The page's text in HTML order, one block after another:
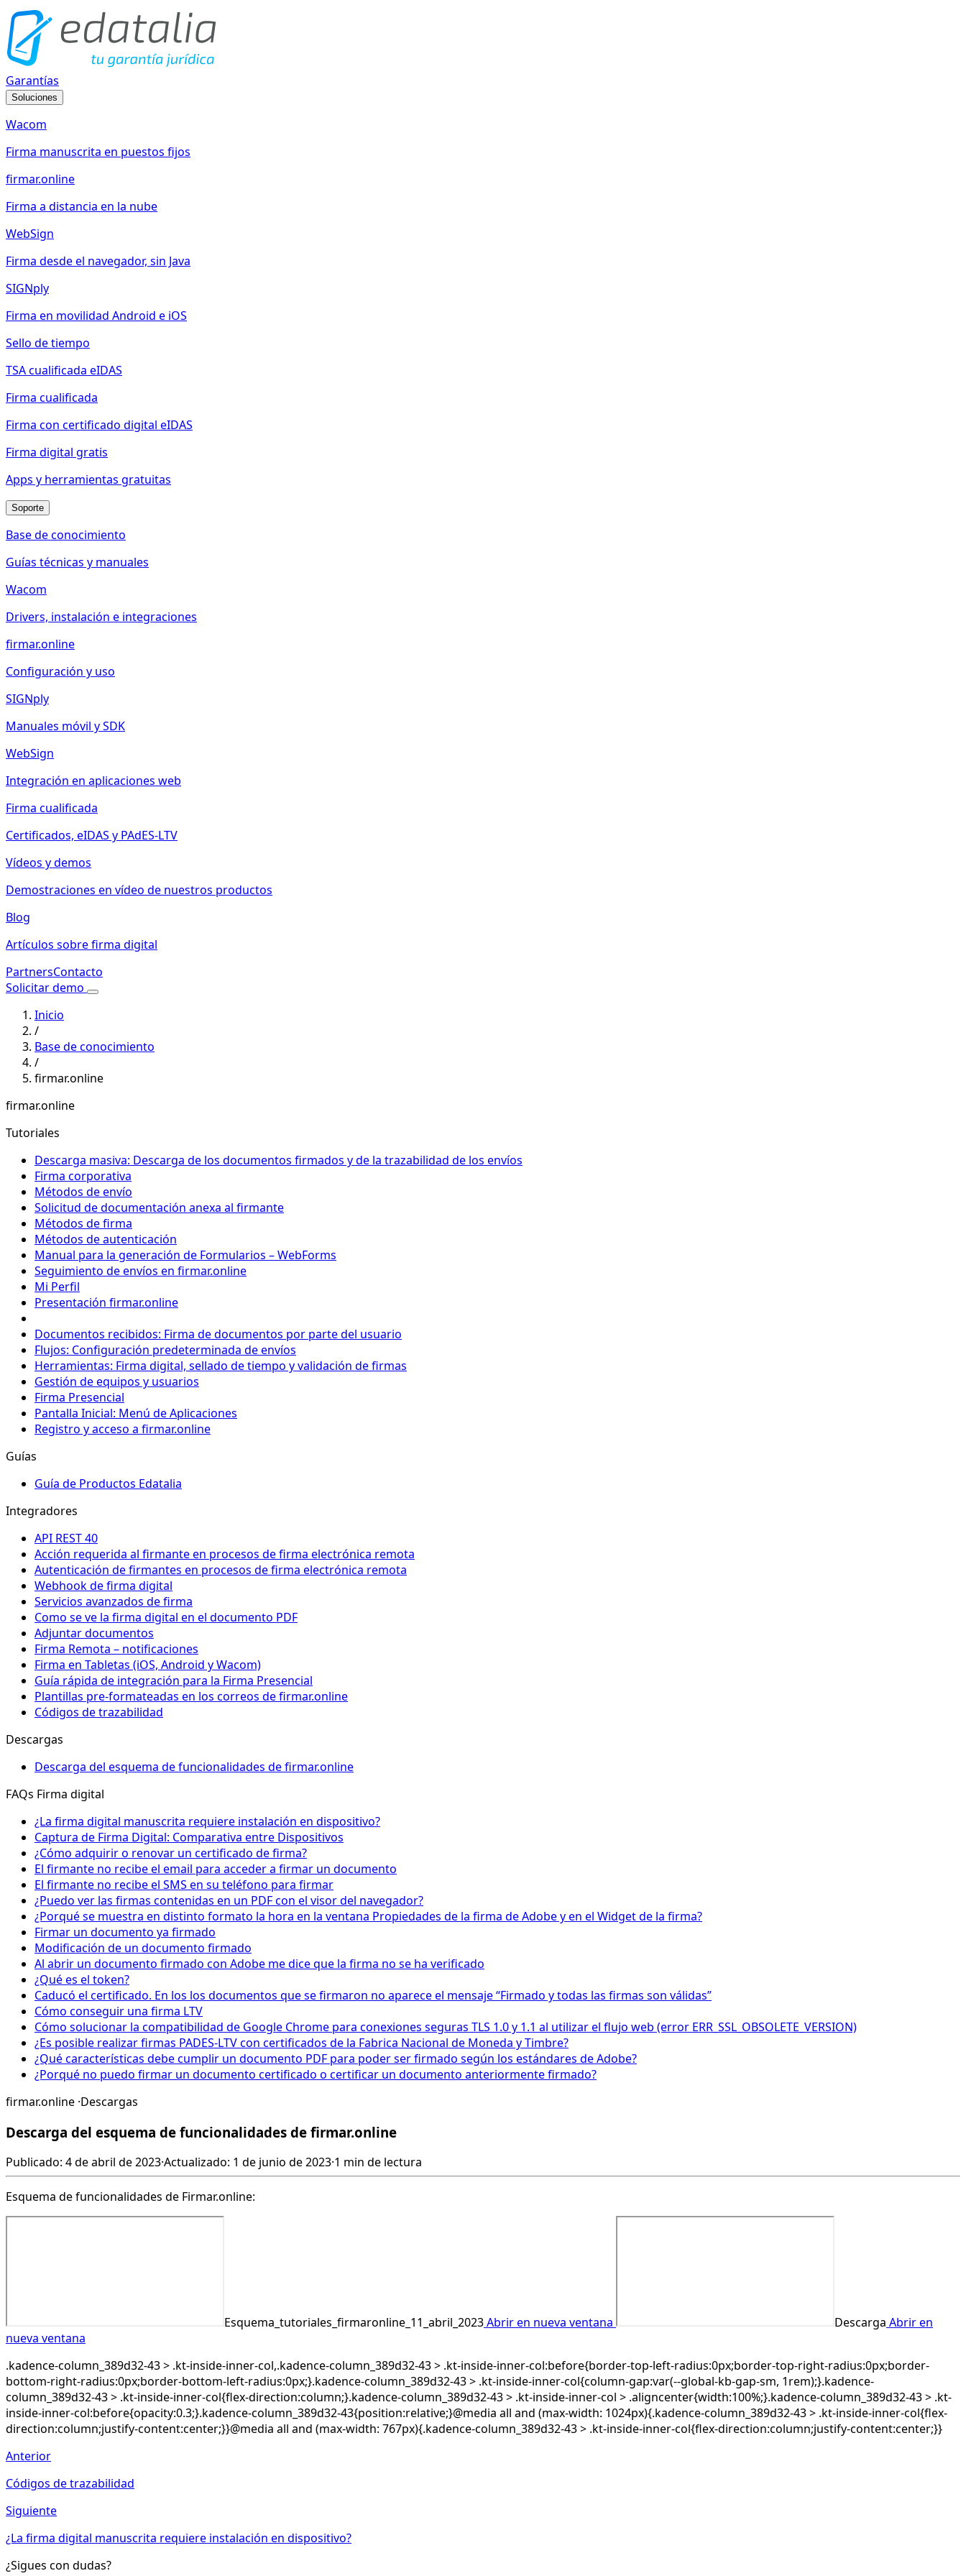
Garantías
Soluciones
Wacom
Firma manuscrita en puestos fijos
firmar.online
Firma a distancia en la nube
WebSign
Firma desde el navegador, sin Java
SIGNply
Firma en movilidad Android e iOS
Sello de tiempo
TSA cualificada eIDAS
Firma cualificada
Firma con certificado digital eIDAS
Firma digital gratis
Apps y herramientas gratuitas
Soporte
Base de conocimiento
Guías técnicas y manuales
Wacom
Drivers, instalación e integraciones
firmar.online
Configuración y uso
SIGNply
Manuales móvil y SDK
WebSign
Integración en aplicaciones web
Firma cualificada
Certificados, eIDAS y PAdES-LTV
Vídeos y demos
Demostraciones en vídeo de nuestros productos
Blog
Artículos sobre firma digital
PartnersContacto
Solicitar demo
Inicio
/
Base de conocimiento
/
firmar.online
firmar.online
Tutoriales
Descarga masiva: Descarga de los documentos firmados y de la trazabilidad de los envíos
Firma corporativa
Métodos de envío
Solicitud de documentación anexa al firmante
Métodos de firma
Métodos de autenticación
Manual para la generación de Formularios – WebForms
Seguimiento de envíos en firmar.online
Mi Perfil
Presentación firmar.online
Documentos recibidos: Firma de documentos por parte del usuario
Flujos: Configuración predeterminada de envíos
Herramientas: Firma digital, sellado de tiempo y validación de firmas
Gestión de equipos y usuarios
Firma Presencial
Pantalla Inicial: Menú de Aplicaciones
Registro y acceso a firmar.online
Guías
Guía de Productos Edatalia
Integradores
API REST 40
Acción requerida al firmante en procesos de firma electrónica remota
Autenticación de firmantes en procesos de firma electrónica remota
Webhook de firma digital
Servicios avanzados de firma
Como se ve la firma digital en el documento PDF
Adjuntar documentos
Firma Remota – notificaciones
Firma en Tabletas (iOS, Android y Wacom)
Guía rápida de integración para la Firma Presencial
Plantillas pre-formateadas en los correos de firmar.online
Códigos de trazabilidad
Descargas
Descarga del esquema de funcionalidades de firmar.online
FAQs Firma digital
¿La firma digital manuscrita requiere instalación en dispositivo?
Captura de Firma Digital: Comparativa entre Dispositivos
¿Cómo adquirir o renovar un certificado de firma?
El firmante no recibe el email para acceder a firmar un documento
El firmante no recibe el SMS en su teléfono para firmar
¿Puedo ver las firmas contenidas en un PDF con el visor del navegador?
¿Porqué se muestra en distinto formato la hora en la ventana Propiedades de la firma de Adobe y en el Widget de la firma?
Firmar un documento ya firmado
Modificación de un documento firmado
Al abrir un documento firmado con Adobe me dice que la firma no se ha verificado
¿Qué es el token?
Caducó el certificado. En los los documentos que se firmaron no aparece el mensaje “Firmado y todas las firmas son válidas”
Cómo conseguir una firma LTV
Cómo solucionar la compatibilidad de Google Chrome para conexiones seguras TLS 1.0 y 1.1 al utilizar el flujo web (error ERR_SSL_OBSOLETE_VERSION)
¿Es posible realizar firmas PADES-LTV con certificados de la Fabrica Nacional de Moneda y Timbre?
¿Qué características debe cumplir un documento PDF para poder ser firmado según los estándares de Adobe?
¿Porqué no puedo firmar un documento certificado o certificar un documento anteriormente firmado?
firmar.online ·Descargas
Descarga del esquema de funcionalidades de firmar.online
Publicado: 4 de abril de 2023·Actualizado: 1 de junio de 2023·1 min de lectura
Esquema de funcionalidades de Firmar.online:
Esquema_tutoriales_firmaronline_11_abril_2023Abrir en nueva ventana Descarga Abrir en
nueva ventana
.kadence-column_389d32-43 > .kt-inside-inner-col,.kadence-column_389d32-43 > .kt-inside-inner-col:before{border-top-left-radius:0px;border-top-right-radius:0px;border-
bottom-right-radius:0px;border-bottom-left-radius:0px;}.kadence-column_389d32-43 > .kt-inside-inner-col{column-gap:var(--global-kb-gap-sm, 1rem);}.kadence-
column_389d32-43 > .kt-inside-inner-col{flex-direction:column;}.kadence-column_389d32-43 > .kt-inside-inner-col > .aligncenter{width:100%;}.kadence-column_389d32-43 > .kt-
inside-inner-col:before{opacity:0.3;}.kadence-column_389d32-43{position:relative;}@media all and (max-width: 1024px){.kadence-column_389d32-43 > .kt-inside-inner-col{flex-
direction:column;justify-content:center;}}@media all and (max-width: 767px){.kadence-column_389d32-43 > .kt-inside-inner-col{flex-direction:column;justify-content:center;}}
Anterior
Códigos de trazabilidad
Siguiente
¿La firma digital manuscrita requiere instalación en dispositivo?
¿Sigues con dudas?